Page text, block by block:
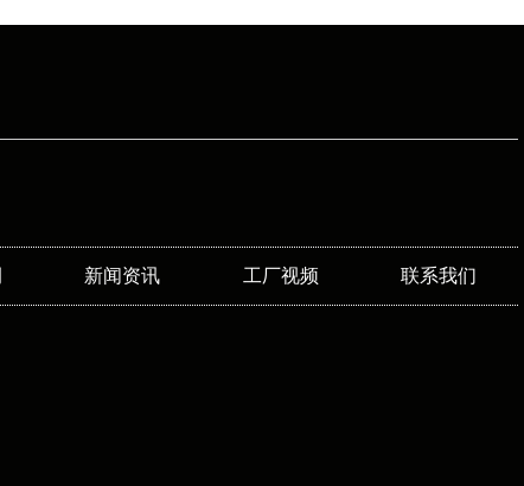
新闻资讯 工厂视频 联系我们